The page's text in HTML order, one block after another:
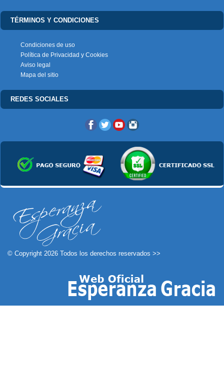
TÉRMINOS Y CONDICIONES
Condiciones de uso
Política de Privacidad y Cookies
Aviso legal
Mapa del sitio
REDES SOCIALES
© Copyright 2026 Todos los derechos reservados >>